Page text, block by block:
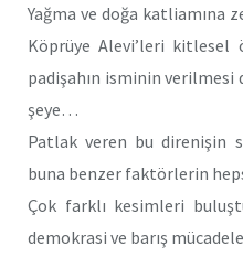
Yağma ve doğa katliamına
Köprüye Alevi’leri
padişahın isminin
şeye…
Patlak veren bu direnişin
buna benzer faktörlerin
Çok farklı kesimleri
demokrasi ve barış